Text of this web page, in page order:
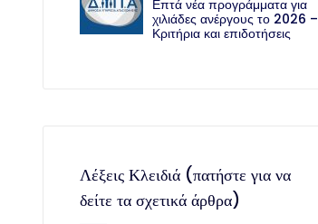
Επτά νέα προγράμματα για
χιλιάδες ανέργους το 2026 –
Κριτήρια και επιδοτήσεις
Λέξεις Κλειδιά (πατήστε για να
δείτε τα σχετικά άρθρα)